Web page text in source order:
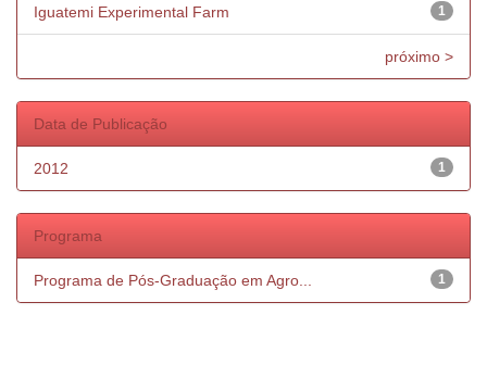
1
Iguatemi Experimental Farm
próximo >
Data de Publicação
1
2012
Programa
1
Programa de Pós-Graduação em Agro...